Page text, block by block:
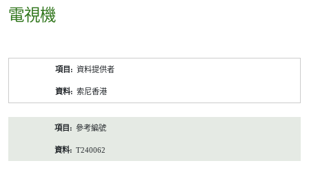
電視機
資料提供者
索尼香港
參考編號
T240062